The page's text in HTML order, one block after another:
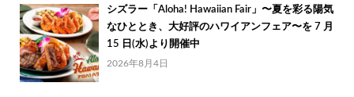
シズラー「Aloha! Hawaiian Fair」〜夏を彩る陽気
なひととき、大好評のハワイアンフェア〜を 7 月
15 日(水)より開催中
2026年8月4日